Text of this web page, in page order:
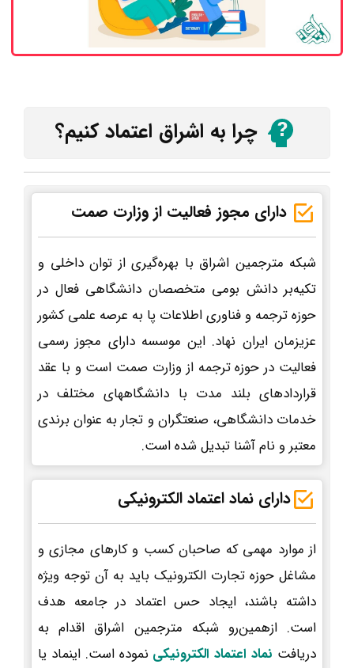
چرا به اشراق اعتماد کنیم؟
دارای مجوز فعالیت از وزارت صمت
شبکه مترجمین اشراق با بهره‌گیری از توان داخلی و
تکیه‌بر دانش بومی متخصصان دانشگاهی فعال در
حوزه ترجمه و فناوری اطلاعات پا به عرصه علمی کشور
عزیزمان ایران نهاد. این موسسه دارای مجوز رسمی
فعالیت در حوزه ترجمه از وزارت صمت است و با عقد
قراردادهای بلند مدت با دانشگاههای مختلف در
خدمات دانشگاهی، صنعتگران و تجار به عنوان برندی
معتبر و نام آشنا تبدیل شده است.
دارای نماد اعتماد الکترونیکی
از موارد مهمی که صاحبان کسب و کارهای مجازی و
مشاغل حوزه تجارت الکترونیک باید به آن توجه ویژه
داشته باشند، ایجاد حس اعتماد در جامعه هدف
است. ازهمین‌رو شبکه مترجمین اشراق اقدام به
دریافت نماد اعتماد الکترونیکی نموده است. اینماد یا